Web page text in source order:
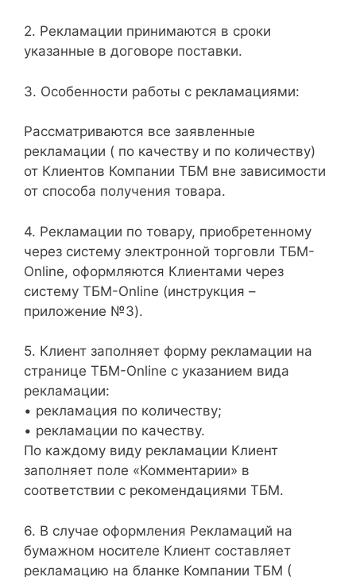
2. Рекламации принимаются в сроки
указанные в договоре поставки.
3. Особенности работы с рекламациями:
Рассматриваются все заявленные
рекламации ( по качеству и по количеству)
от Клиентов Компании ТБМ вне зависимости
от способа получения товара.
4. Рекламации по товару, приобретенному
через систему электронной торговли ТБМ-
Online, оформляются Клиентами через
систему ТБМ-Online (инструкция –
приложение №3).
5. Клиент заполняет форму рекламации на
странице ТБМ-Online с указанием вида
рекламации:
• рекламация по количеству;
• рекламации по качеству.
По каждому виду рекламации Клиент
заполняет поле «Комментарии» в
соответствии с рекомендациями ТБМ.
6. В случае оформления Рекламаций на
бумажном носителе Клиент составляет
рекламацию на бланке Компании ТБМ (